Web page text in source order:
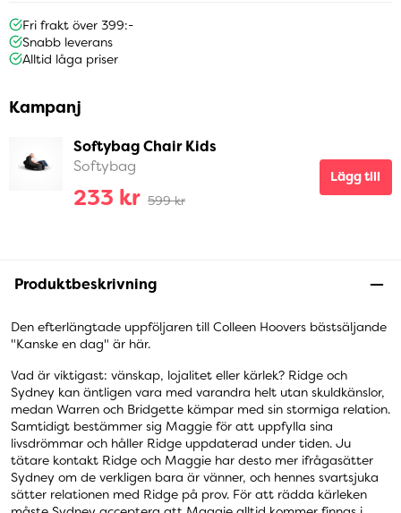
Fri frakt över 399:-
Snabb leverans
Alltid låga priser
Kampanj
Softybag Chair Kids
Softybag
233 kr 599 kr
Lägg till
Produktbeskrivning
Den efterlängtade uppföljaren till Colleen Hoovers bästsäljande
"Kanske en dag" är här.
Vad är viktigast: vänskap, lojalitet eller kärlek? Ridge och
Sydney kan äntligen vara med varandra helt utan skuldkänslor,
medan Warren och Bridgette kämpar med sin stormiga relation.
Samtidigt bestämmer sig Maggie för att uppfylla sina
livsdrömmar och håller Ridge uppdaterad under tiden. Ju
tätare kontakt Ridge och Maggie har desto mer ifrågasätter
Sydney om de verkligen bara är vänner, och hennes svartsjuka
sätter relationen med Ridge på prov. För att rädda kärleken